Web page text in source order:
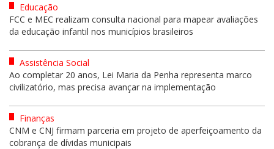
Educação
FCC e MEC realizam consulta nacional para mapear avaliações
da educação infantil nos municípios brasileiros
Assistência Social
Ao completar 20 anos, Lei Maria da Penha representa marco
civilizatório, mas precisa avançar na implementação
Finanças
CNM e CNJ firmam parceria em projeto de aperfeiçoamento da
cobrança de dívidas municipais